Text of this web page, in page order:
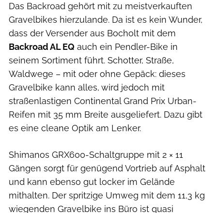
Das Backroad gehört mit zu meistverkauften
Gravelbikes hierzulande. Da ist es kein Wunder,
dass der Versender aus Bocholt mit dem
Backroad AL EQ auch ein Pendler-Bike in
seinem Sortiment führt. Schotter, Straße,
Waldwege – mit oder ohne Gepäck: dieses
Gravelbike kann alles, wird jedoch mit
straßenlastigen Continental Grand Prix Urban-
Reifen mit 35 mm Breite ausgeliefert. Dazu gibt
es eine cleane Optik am Lenker.
Shimanos GRX600-Schaltgruppe mit 2 × 11
Gängen sorgt für genügend Vortrieb auf Asphalt
und kann ebenso gut locker im Gelände
mithalten. Der spritzige Umweg mit dem 11,3 kg
wiegenden Gravelbike ins Büro ist quasi